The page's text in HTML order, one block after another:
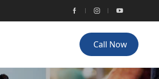
Call Now